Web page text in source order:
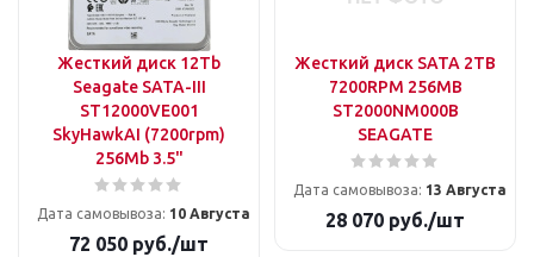
Жесткий диск 12Tb
Seagate SATA-III
ST12000VE001
SkyHawkAI (7200rpm)
256Mb 3.5"
Дата самовывоза: 10 Августа
72 050 руб./шт
Жесткий диск SATA 2TB
7200RPM 256MB
ST2000NM000B
SEAGATE
Дата самовывоза: 13 Августа
28 070 руб./шт